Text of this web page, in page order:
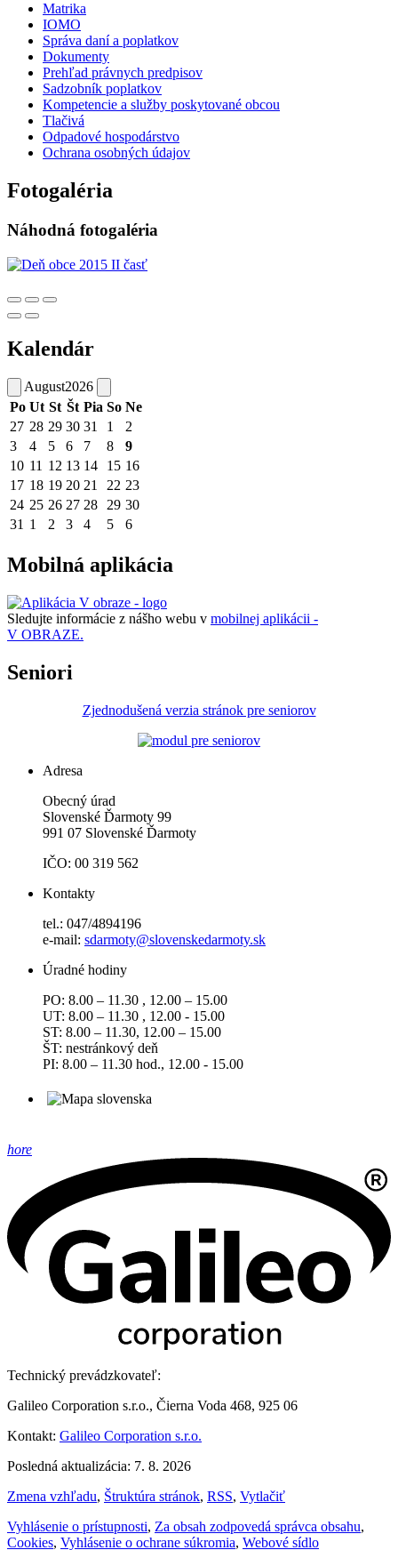
Matrika
IOMO
Správa daní a poplatkov
Dokumenty
Prehľad právnych predpisov
Sadzobník poplatkov
Kompetencie a služby poskytované obcou
Tlačivá
Odpadové hospodárstvo
Ochrana osobných údajov
Fotogaléria
Náhodná fotogaléria
Kalendár
August2026
Po Ut St Št Pia So Ne
27 28 29 30 31 1
2
3
4 5 6 7 8
9
10 11 12 13 14 15 16
17 18 19 20 21 22 23
24 25 26 27 28 29 30
31 1 2 3 4 5 6
Mobilná aplikácia
Sledujte informácie z nášho webu v mobilnej aplikácii -
V OBRAZE.
Seniori
Zjednodušená verzia stránok pre seniorov
Adresa
Obecný úrad
Slovenské Ďarmoty 99
991 07 Slovenské Ďarmoty
IČO: 00 319 562
Kontakty
tel.: 047/4894196
e-mail: sdarmoty@slovenskedarmoty.sk
Úradné hodiny
PO: 8.00 – 11.30 , 12.00 – 15.00
UT: 8.00 – 11.30 , 12.00 - 15.00
ST: 8.00 – 11.30, 12.00 – 15.00
ŠT: nestránkový deň
PI: 8.00 – 11.30 hod., 12.00 - 15.00
hore
Technický prevádzkovateľ:
Galileo Corporation s.r.o., Čierna Voda 468, 925 06
Kontakt: Galileo Corporation s.r.o.
Posledná aktualizácia: 7. 8. 2026
Zmena vzhľadu, Štruktúra stránok, RSS, Vytlačiť
Vyhlásenie o prístupnosti, Za obsah zodpovedá správca obsahu,
Cookies, Vyhlásenie o ochrane súkromia, Webové sídlo